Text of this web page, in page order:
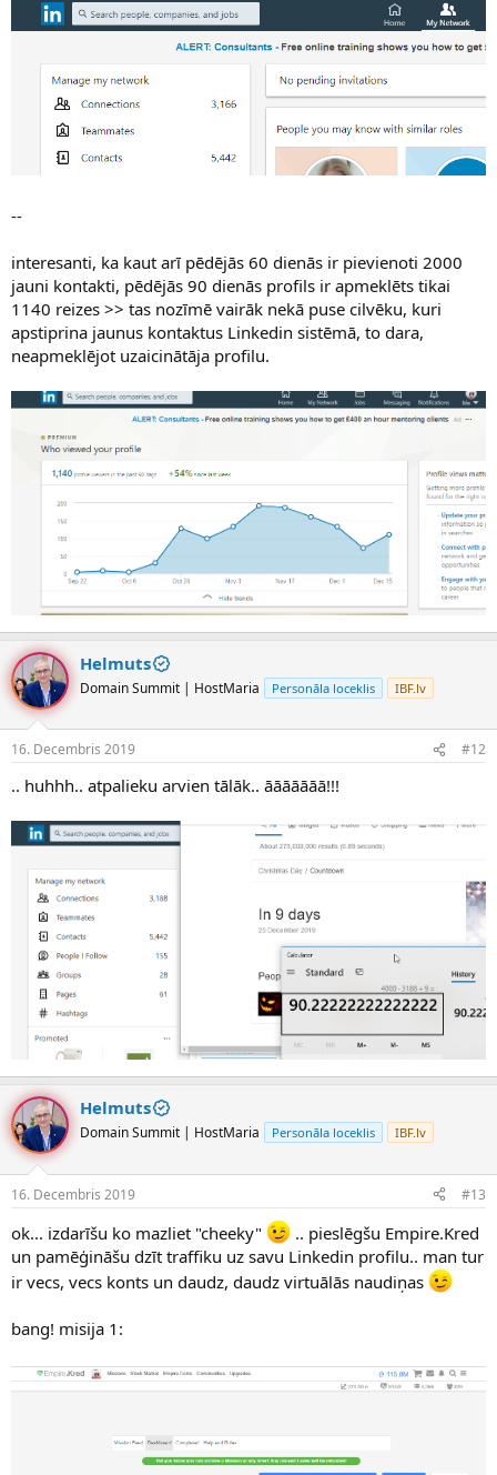
--
interesanti, ka kaut arī pēdējās 60 dienās ir pievienoti 2000
jauni kontakti, pēdējās 90 dienās profils ir apmeklēts tikai
1140 reizes >> tas nozīmē vairāk nekā puse cilvēku, kuri
apstiprina jaunus kontaktus Linkedin sistēmā, to dara,
neapmeklējot uzaicinātāja profilu.
Helmuts
Domain Summit | HostMaria Personāla loceklis IBF.lv
16. Decembris 2019 #12
.. huhhh.. atpalieku arvien tālāk.. āāāāāāā!!!
Helmuts
Domain Summit | HostMaria Personāla loceklis IBF.lv
16. Decembris 2019 #13
ok... izdarīšu ko mazliet "cheeky"
.. pieslēgšu Empire.Kred
un pamēģināšu dzīt traffiku uz savu Linkedin profilu.. man tur
ir vecs, vecs konts un daudz, daudz virtuālās naudiņas
bang! misija 1: